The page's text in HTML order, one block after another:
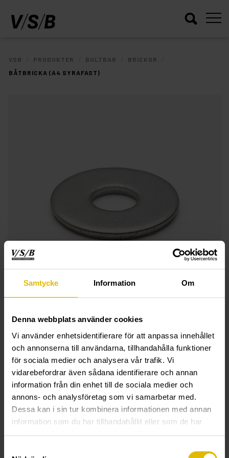
Samtycke Information Om
Denna webbplats använder cookies
Vi använder enhetsidentifierare för att anpassa innehållet
och annonserna till användarna, tillhandahålla funktioner
för sociala medier och analysera vår trafik. Vi
vidarebefordrar även sådana identifierare och annan
information från din enhet till de sociala medier och
annons- och analysföretag som vi samarbetar med.
Dessa kan i sin tur kombinera informationen med annan
information som du har tillhandahållit eller som de har
samlat in när du har använt deras tjänster.
VSB PRODUKTER BULTBAR BRICKOR
BÅTBRICKA (A4 SYRAFAST)
TEKNISK INFORMATION
Båtbricka (A4 syrafast)